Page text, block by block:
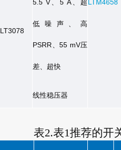
LT3078
5.5 V 5 A
低噪声、高
PSRR、 55 mV压
差、超快
线性稳压器
表2.表1推荐的开